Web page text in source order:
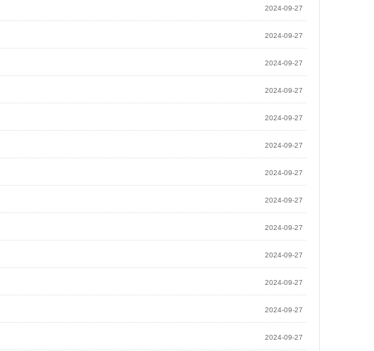
2024-09-27
2024-09-27
2024-09-27
2024-09-27
2024-09-27
2024-09-27
2024-09-27
2024-09-27
2024-09-27
2024-09-27
2024-09-27
2024-09-27
2024-09-27